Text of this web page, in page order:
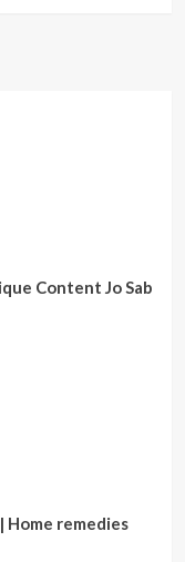
Content Jo Sab
remedies